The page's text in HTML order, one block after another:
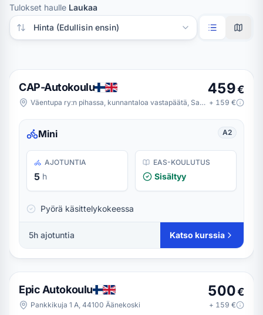
Tulokset haulle Laukaa
Järjestä tulokset
CAP-Autokoulu
Väentupa ry:n pihassa, kunnantaloa vastapäätä, Saravedentie 1, 41340 Laukaa
459€
+ 159 €
Mini A2
AJOTUNTIA
5 h
EAS-KOULUTUS
Sisältyy
Pyörä käsittelykokeessa
5h ajotuntia Katso kurssia
Epic Autokoulu
Pankkikuja 1 A, 44100 Äänekoski
500€
+ 159 €